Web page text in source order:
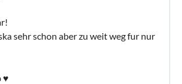
sehr schon aber zu weit weg fur nur
♥️